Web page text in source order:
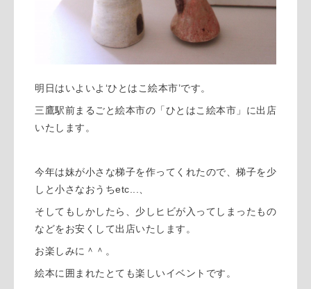
明日はいよいよ‘ひとはこ絵本市’です。
三鷹駅前まるごと絵本市の「ひとはこ絵本市」に出店
いたします。
今年は妹が小さな梯子を作ってくれたので、梯子を少
しと小さなおうちetc...、
そしてもしかしたら、少しヒビが入ってしまったもの
などをお安くして出店いたします。
お楽しみに＾＾。
絵本に囲まれたとても楽しいイベントです。